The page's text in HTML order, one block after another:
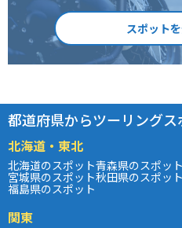
スポット
都道府県からツーリング
北海道・東北
北海道のスポット青森県のスポット
宮城県のスポット秋田県のスポット
福島県のスポット
関東